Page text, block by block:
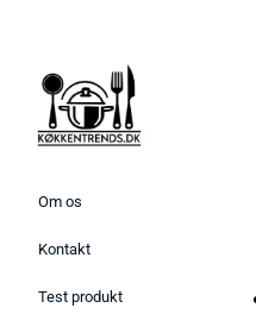
Om os
Kontakt
Test produkt
2026 Bedste